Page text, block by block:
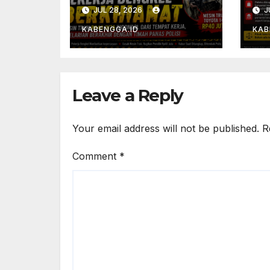
Digondol dari
Tempat Kerja,
Pelarian Berakhir
JUL 28, 2026
KABENGGA.ID
Leave a Reply
Your email address will not be published.
Comment *